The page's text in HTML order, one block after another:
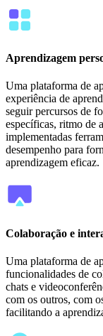
Aprendizagem
Uma plataforma de
experiência de
seguir percursos de
específicas, ritmo de
implementadas
desempenho para
aprendizagem eficaz.
Colaboração e
Uma plataforma de
funcionalidades de
chats e
com os outros, com
facilitando a